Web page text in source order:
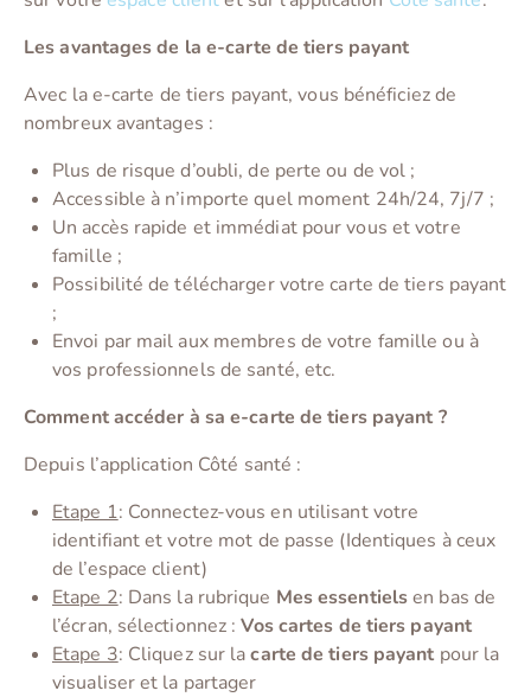
Les avantages de la e-carte de tiers payant
Avec la e-carte de tiers payant, vous bénéficiez de
nombreux avantages :
Plus de risque d’oubli, de perte ou de vol ;
Accessible à n’importe quel moment 24h/24, 7j/7 ;
Un accès rapide et immédiat pour vous et votre
famille ;
Possibilité de télécharger votre carte de tiers payant
;
Envoi par mail aux membres de votre famille ou à
vos professionnels de santé, etc.
Comment accéder à sa e-carte de tiers payant ?
Depuis l’application Côté santé :
Etape 1: Connectez-vous en utilisant votre
identifiant et votre mot de passe (Identiques à ceux
de l’espace client)
Etape 2: Dans la rubrique Mes essentielsen bas de
l’écran, sélectionnez :Vos cartes de tiers payant
Etape 3: Cliquez sur lacarte de tiers payant pour la
visualiser et la partager